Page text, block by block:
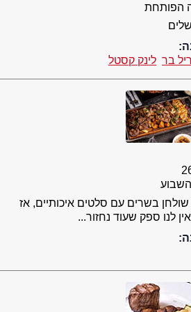
הפותחת
בר לינק קסטל
בשרים עם סלטים איכותיים, אז
לנו ספק שעוד נחזור...